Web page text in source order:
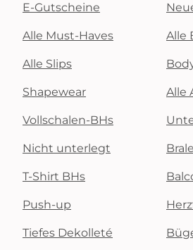
E-Gutscheine
Alle Must-Haves Alle
Alle Slips
Shapewear Alle
Vollschalen-BHs
Nicht unterlegt
T-Shirt BHs
Push-up
Tiefes Dekolleté